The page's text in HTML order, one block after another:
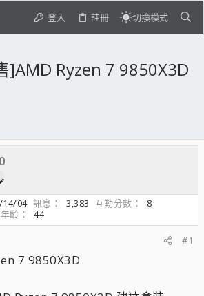
登入 註冊 切換模式
]AMD Ryzen 7 9850X3D
14/04 訊息 3,383 互動分數
8
年齡
44
#1
7 9850X3D